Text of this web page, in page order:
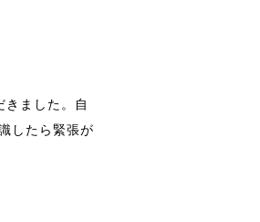
ました。自
したら緊張が